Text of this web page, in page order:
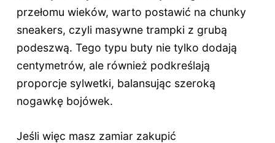
przełomu wieków, warto postawić na chunky
sneakers, czyli masywne trampki z grubą
podeszwą. Tego typu buty nie tylko dodają
centymetrów, ale również podkreślają
proporcje sylwetki, balansując szeroką
nogawkę bojówek.
Jeśli więc masz zamiar zakupić